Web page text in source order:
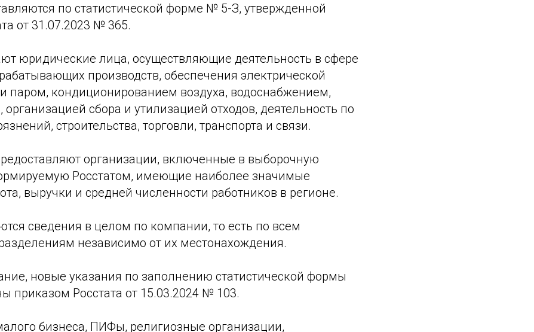
по статистической форме № 5-З, утвержденной
от 31.07.2023 № 365.
юридические лица, осуществляющие деятельность в сфере
производств, обеспечения электрической
паром, кондиционированием воздуха, водоснабжением,
сбора и утилизацией отходов, деятельность по
строительства, торговли, транспорта и связи.
организации, включенные в выборочную
Росстатом, имеющие наиболее значимые
выручки и средней численности работников в регионе.
сведения в целом по компании, то есть по всем
независимо от их местонахождения.
новые указания по заполнению статистической формы
приказом Росстата от 15.03.2024 № 103.
бизнеса, ПИФы, религиозные организации,